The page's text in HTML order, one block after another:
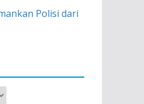
Polisi dari